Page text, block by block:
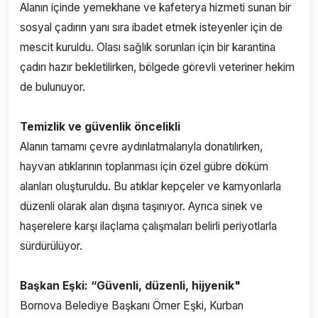
Alanın içinde yemekhane ve kafeterya hizmeti sunan bir
sosyal çadırın yanı sıra ibadet etmek isteyenler için de
mescit kuruldu. Olası sağlık sorunları için bir karantina
çadırı hazır bekletilirken, bölgede görevli veteriner hekim
de bulunuyor.
Temizlik ve güvenlik öncelikli
Alanın tamamı çevre aydınlatmalarıyla donatılırken,
hayvan atıklarının toplanması için özel gübre döküm
alanları oluşturuldu. Bu atıklar kepçeler ve kamyonlarla
düzenli olarak alan dışına taşınıyor. Ayrıca sinek ve
haşerelere karşı ilaçlama çalışmaları belirli periyotlarla
sürdürülüyor.
Başkan Eşki: “Güvenli, düzenli, hijyenik"
Bornova Belediye Başkanı Ömer Eşki, Kurban